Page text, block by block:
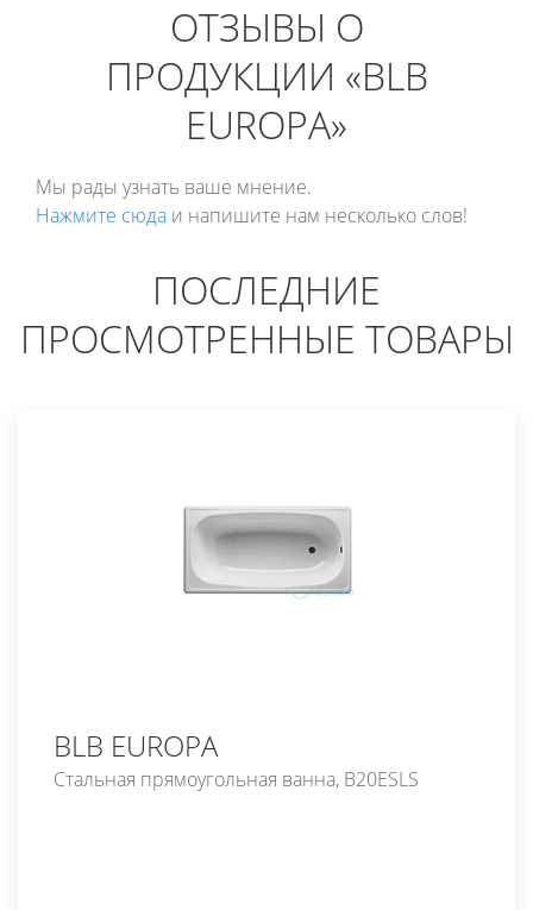
ОТЗЫВЫ О
ПРОДУКЦИИ «BLB
EUROPA»
Мы рады узнать ваше мнение.
Нажмите сюда и напишите нам несколько слов!
ПОСЛЕДНИЕ
ПРОСМОТРЕННЫЕ ТОВАРЫ
BLB EUROPA
Стальная прямоугольная ванна, B20ESLS